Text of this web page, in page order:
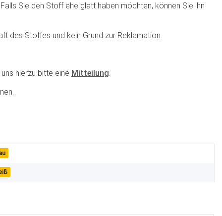
Sie den Stoff ehe glatt haben möchten, können Sie ihn
des Stoffes und kein Grund zur Reklamation.
hierzu bitte eine Mitteilung